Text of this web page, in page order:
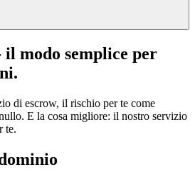
il modo semplice per
di escrow, il rischio per te come
E la cosa migliore: il nostro servizio
te.